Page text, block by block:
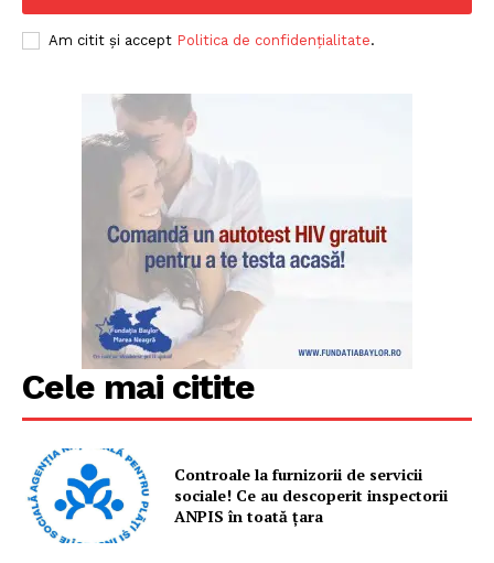
Am citit și accept Politica de confidențialitate.
Cele mai citite
Controale la furnizorii de servicii
sociale! Ce au descoperit inspectorii
ANPIS în toată țara